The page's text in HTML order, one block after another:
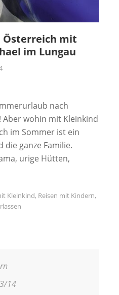
Österreich mit
im Lungau
nach
wohin mit Kleinkind
im Sommer ist ein
die ganze Familie.
urige Hütten,
Kleinkind, Reisen mit Kindern,
14